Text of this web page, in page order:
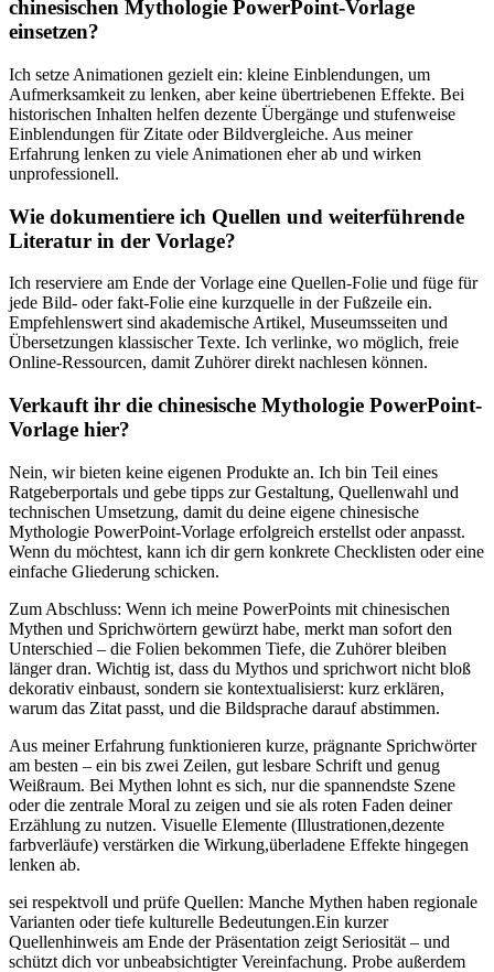
chinesischen Mythologie PowerPoint-Vorlage
einsetzen?
Ich setze ‍Animationen gezielt ein: kleine ‍Einblendungen, um
Aufmerksamkeit zu‌ lenken, aber keine⁤ übertriebenen Effekte. Bei
historischen⁣ Inhalten helfen dezente Übergänge ⁤und stufenweise
Einblendungen für Zitate oder Bildvergleiche. Aus meiner
Erfahrung lenken‍ zu viele Animationen eher ab und wirken
unprofessionell.
Wie dokumentiere ich Quellen ‌und weiterführende
Literatur ⁣in der Vorlage?
Ich reserviere am Ende der Vorlage eine⁢ Quellen-Folie und‍ füge für​
jede Bild- oder fakt-Folie eine kurzquelle ​in der Fußzeile ein.
Empfehlenswert sind akademische Artikel, ⁣Museumsseiten und ​
Übersetzungen klassischer Texte. Ich verlinke, wo möglich, freie
Online-Ressourcen,⁣ damit Zuhörer⁣ direkt nachlesen können.
Verkauft ihr ⁣die‍ chinesische Mythologie PowerPoint-
Vorlage​ hier?
Nein, wir bieten keine eigenen ⁢Produkte an.⁤ Ich bin Teil eines
Ratgeberportals und ‌gebe‌ tipps zur Gestaltung, Quellenwahl und
technischen ​Umsetzung, damit du deine eigene chinesische
Mythologie PowerPoint-Vorlage erfolgreich erstellst oder anpasst.
Wenn du​ möchtest, kann ich dir gern ‍konkrete Checklisten‌ oder eine
einfache Gliederung schicken.
Zum Abschluss: Wenn ich ⁤meine PowerPoints mit chinesischen
Mythen und Sprichwörtern ‌gewürzt habe, ​merkt man sofort den
Unterschied⁢ – die Folien bekommen⁢ Tiefe, ​die Zuhörer bleiben
länger dran. Wichtig ist, dass du Mythos⁤ und⁤ sprichwort nicht bloß
dekorativ einbaust, sondern ⁣sie kontextualisierst: kurz erklären,
warum das Zitat ⁤passt, und die Bildsprache ‌darauf​ abstimmen.
Aus meiner Erfahrung funktionieren⁢ kurze, ⁤prägnante⁤ Sprichwörter ​
am ⁤besten – ein bis ‍zwei Zeilen,​ gut lesbare Schrift und genug
Weißraum. Bei Mythen lohnt ⁣es‍ sich, nur die spannendste Szene
oder die zentrale ⁢Moral‍ zu zeigen ⁢und sie als roten ⁤Faden deiner
Erzählung zu nutzen. Visuelle Elemente (Illustrationen,dezente‌
farbverläufe) verstärken die Wirkung,überladene Effekte hingegen
lenken ab.
sei respektvoll⁢ und prüfe Quellen: Manche Mythen‌ haben regionale
Varianten oder tiefe kulturelle Bedeutungen.Ein⁤ kurzer
⁢Quellenhinweis ‌am​ Ende der Präsentation zeigt Seriosität – und
schützt​ dich vor unbeabsichtigter Vereinfachung.‌ Probe außerdem